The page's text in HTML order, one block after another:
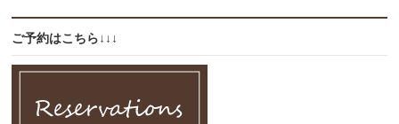
ご予約はこちら↓↓↓